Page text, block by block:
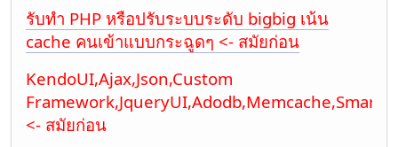
รับทำ PHP หรือปรับระบบระดับ bigbig เน้น
cache คนเข้าแบบกระฉูดๆ <- สมัยก่อน
KendoUI,Ajax,Json,Custom
Framework,JqueryUI,Adodb,Memcache,Smarty
<- สมัยก่อน